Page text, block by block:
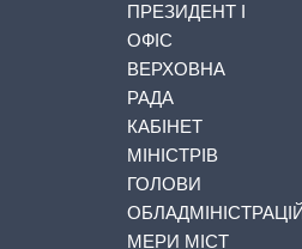
ПРЕЗИДЕНТ І
ОФІС
ВЕРХОВНА
РАДА
КАБІНЕТ
МІНІСТРІВ
ГОЛОВИ
МЕРИ МІСТ